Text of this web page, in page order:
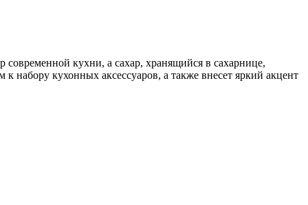
современной кухни, а сахар, хранящийся в сахарнице,
набору кухонных аксессуаров, а также внесет яркий акцент